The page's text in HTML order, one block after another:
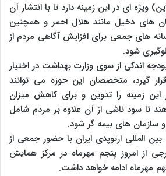
ویژه ای در این زمینه دارد تا با انتشار آن
های دخیل مانند هلال احمر و همچنین
های جمعی برای افزایش آگاهی مردم از
شود.
اندکی از سوی وزارت بهداشت در اختیار
گیرد، متخصصان این حوزه می توانند
این زمینه را تدوین و برای کاهش میزان
تا سود ناشی از آن علاوه بر مردم شامل
های بیمه گر شود.
المللی ارتوپدی ایران با حضور جمعی از
از امروز پنجم مهرماه در مرکز همایش
مهرماه ادامه خواهد داشت.